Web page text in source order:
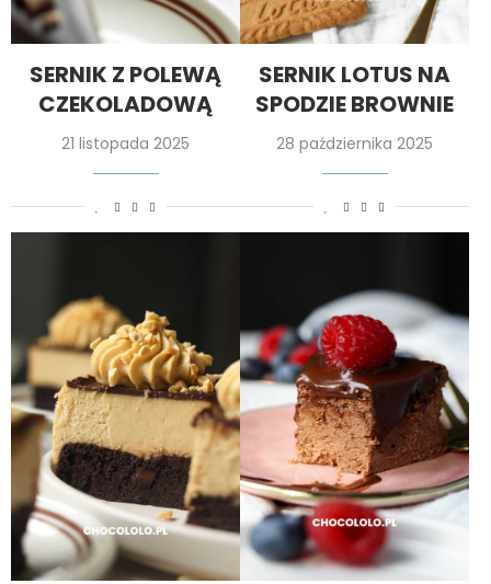
SERNIK Z POLEWĄ
CZEKOLADOWĄ
21 listopada 2025
SERNIK LOTUS NA
SPODZIE BROWNIE
28 października 2025